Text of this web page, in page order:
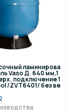
ламинирова
Vaso Д. 640 мм,1
подключение 1
/ZVT6401/ без ве